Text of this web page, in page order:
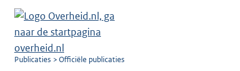
U
Publicaties Officiële publicaties